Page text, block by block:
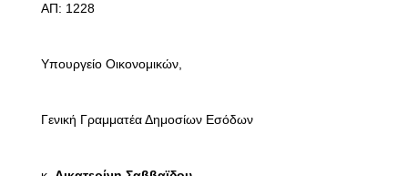
ΑΠ: 1228
Υπουργείο Οικονομικών,
Γενική Γραμματέα Δημοσίων Εσόδων